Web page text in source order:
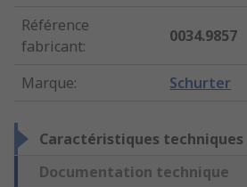
Référence
fabricant:
0034.9857
Marque: Schurter
Caractéristiques techniques
Documentation technique